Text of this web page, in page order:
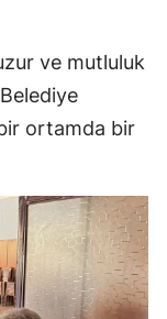
ve mutluluk
ortamda bir